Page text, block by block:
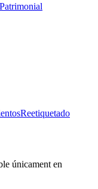
Reetiquetado
únicament en